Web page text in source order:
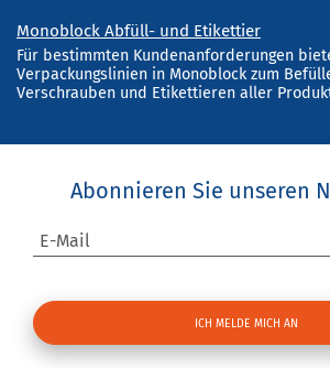
Monoblock Abfüll- und Etikettier
Für bestimmten Kundenanforderungen
Verpackungslinien in Monoblock zum
Verschrauben und Etikettieren aller
Abonnieren Sie unseren
E-Mail